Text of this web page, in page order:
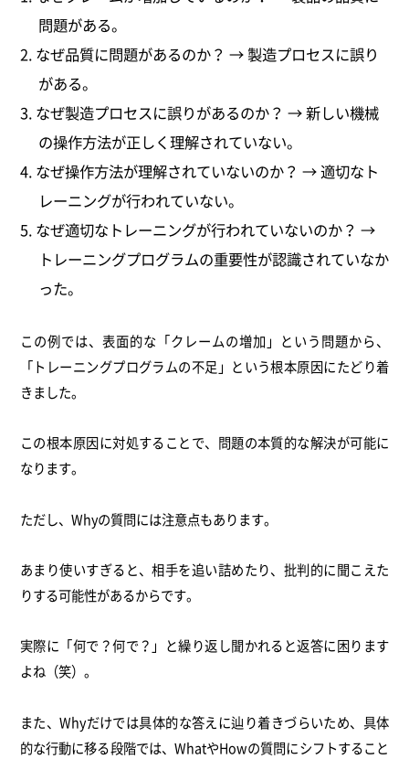
問題がある。
なぜ品質に問題があるのか？ → 製造プロセスに誤り
がある。
なぜ製造プロセスに誤りがあるのか？ → 新しい機械
の操作方法が正しく理解されていない。
なぜ操作方法が理解されていないのか？ → 適切なト
レーニングが行われていない。
なぜ適切なトレーニングが行われていないのか？ →
トレーニングプログラムの重要性が認識されていなか
った。
この例では、表面的な「クレームの増加」という問題から、
「トレーニングプログラムの不足」という根本原因にたどり着
きました。
この根本原因に対処することで、問題の本質的な解決が可能に
なります。
ただし、Whyの質問には注意点もあります。
あまり使いすぎると、相手を追い詰めたり、批判的に聞こえた
りする可能性があるからです。
実際に「何で？何で？」と繰り返し聞かれると返答に困ります
よね（笑）。
また、Whyだけでは具体的な答えに辿り着きづらいため、具体
的な行動に移る段階では、WhatやHowの質問にシフトすること